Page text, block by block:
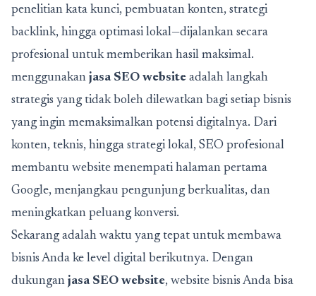
penelitian kata kunci, pembuatan konten, strategi
backlink, hingga optimasi lokal—dijalankan secara
profesional untuk memberikan hasil maksimal.
menggunakan jasa SEO website adalah langkah
strategis yang tidak boleh dilewatkan bagi setiap bisnis
yang ingin memaksimalkan potensi digitalnya. Dari
konten, teknis, hingga strategi lokal, SEO profesional
membantu website menempati halaman pertama
Google, menjangkau pengunjung berkualitas, dan
meningkatkan peluang konversi.
Sekarang adalah waktu yang tepat untuk membawa
bisnis Anda ke level digital berikutnya. Dengan
dukungan jasa SEO website, website bisnis Anda bisa